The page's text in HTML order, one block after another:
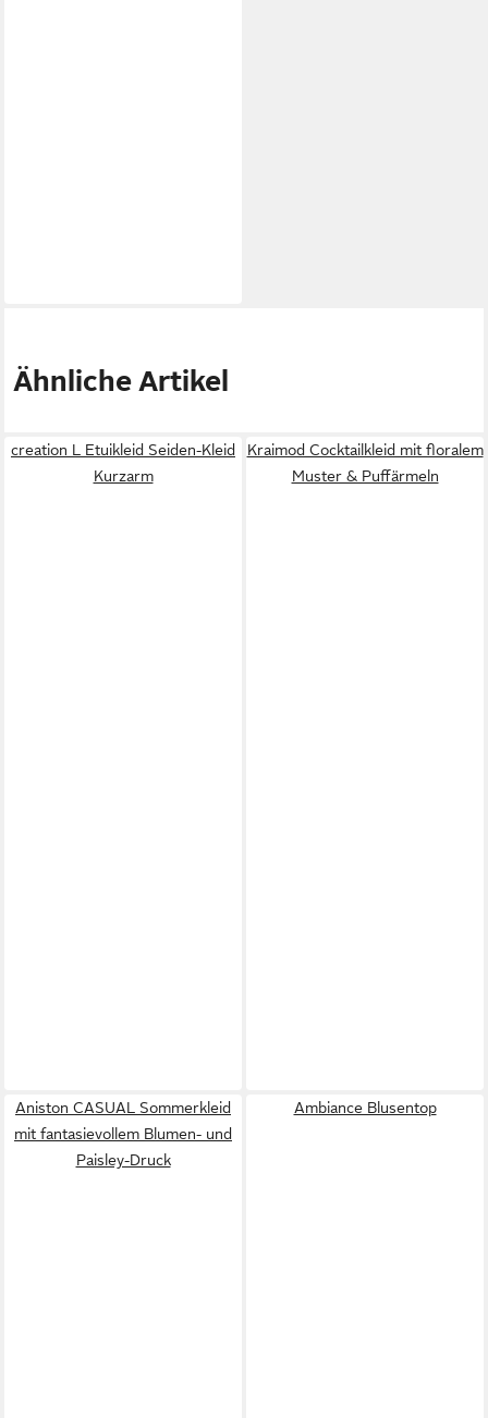
Ähnliche Artikel
creation L Etuikleid Seiden-Kleid
Kurzarm
Kraimod Cocktailkleid mit floralem
Muster & Puffärmeln
Aniston CASUAL Sommerkleid
mit fantasievollem Blumen- und
Paisley-Druck
Ambiance Blusentop